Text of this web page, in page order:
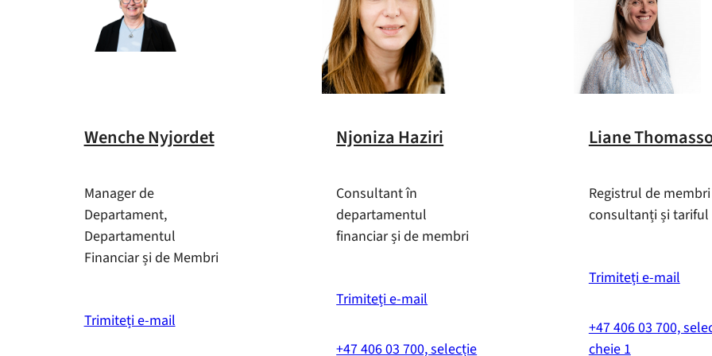
Wenche Nyjordet
Manager de
Departament,
Departamentul
Financiar și de Membri
Trimiteți e-mail
Njoniza Haziri
Consultant în
departamentul
financiar și de membri
Trimiteți e-mail
+47 406 03 700, selecție
Liane
Registrul de membri
consultanți și tariful
Trimiteți e-mail
+47 406 03 700,
cheie 1